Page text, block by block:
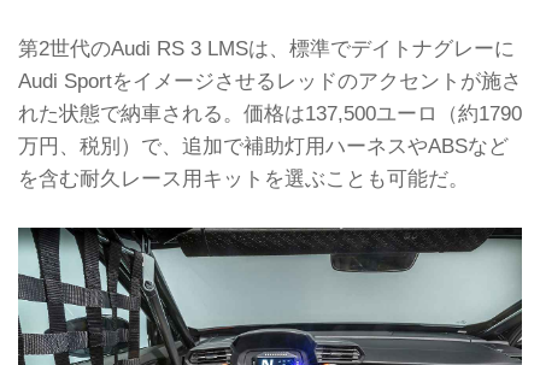
第2世代のAudi RS 3 LMSは、標準でデイトナグレーに
Audi Sportをイメージさせるレッドのアクセントが施さ
れた状態で納車される。価格は137,500ユーロ（約1790
万円、税別）で、追加で補助灯用ハーネスやABSなど
を含む耐久レース用キットを選ぶことも可能だ。